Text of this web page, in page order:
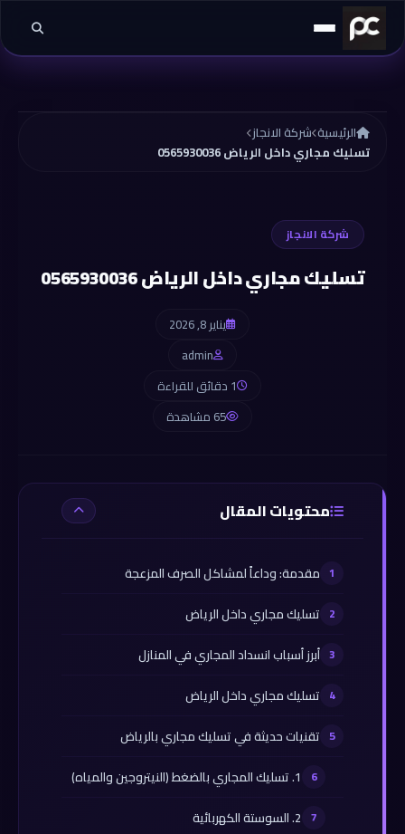
تخطي إلى المحتوى
الرئيسية شركة الانجاز
تسليك مجاري داخل الرياض 0565930036
شركة الانجاز
تسليك مجاري داخل الرياض 0565930036
يناير 8, 2026
admin
1 دقائق للقراءة
65 مشاهدة
محتويات المقال
مقدمة: وداعاً لمشاكل الصرف المزعجة
تسليك مجاري داخل الرياض
أبرز أسباب انسداد المجاري في المنازل
تسليك مجاري داخل الرياض
تقنيات حديثة في تسليك مجاري بالرياض
1. تسليك المجاري بالضغط (النيتروجين والمياه)
2. السوستة الكهربائية